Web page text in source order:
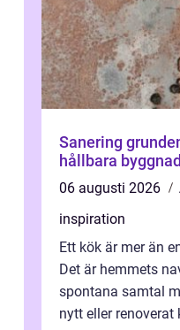
Sanering grunden för säkra och
hållbara
06 augusti 2026
inspiration
Ett kök är mer än
Det är hemmets
spontana samtal
nytt eller renoverat